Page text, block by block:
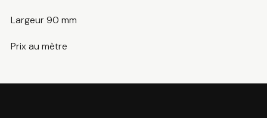
Largeur 90 mm
Prix au mètre